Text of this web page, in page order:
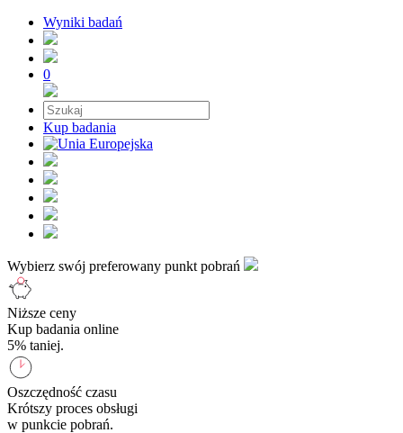
Wyniki badań
0
Kup badania
Wybierz swój preferowany punkt pobrań
Niższe ceny
Kup badania online
5% taniej.
Oszczędność czasu
Krótszy proces obsługi
w punkcie pobrań.